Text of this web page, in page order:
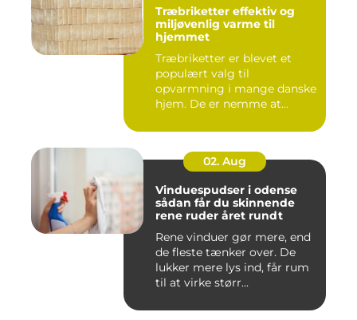
Træbriketter effektiv og
miljøvenlig varme til
hjemmet
Træbriketter er blevet et
populært valg til
opvarmning i mange danske
hjem. De er nemme at
02. Aug
Vinduespudser i odense
sådan får du skinnende
rene ruder året rundt
Rene vinduer gør mere, end
de fleste tænker over. De
lukker mere lys ind, får rum
til at virke størr...